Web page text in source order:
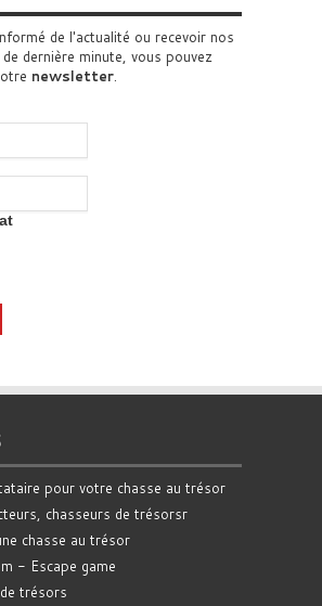
de l'actualité ou recevoir nos
dernière minute, vous pouvez
newsletter.
pour votre chasse au trésor
chasseurs de trésorsr
chasse au trésor
- Escape game
trésors